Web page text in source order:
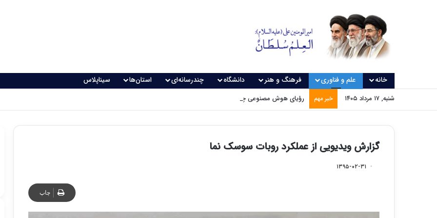
خانه علم و فناوری فرهنگ و هنر دانشگاه چندرسانه‌ای استان‌ها سیناپلاس
شنبه, ۱۷ مرداد ۱۴۰۵ خبر مهم رؤیای هوش مصنوعی چه زمانی واقعی می‌شود؟
گزارش ویدیویی از عملکرد روبات سوسک نما
۱۳۹۵-۰۲-۳۱
چاپ